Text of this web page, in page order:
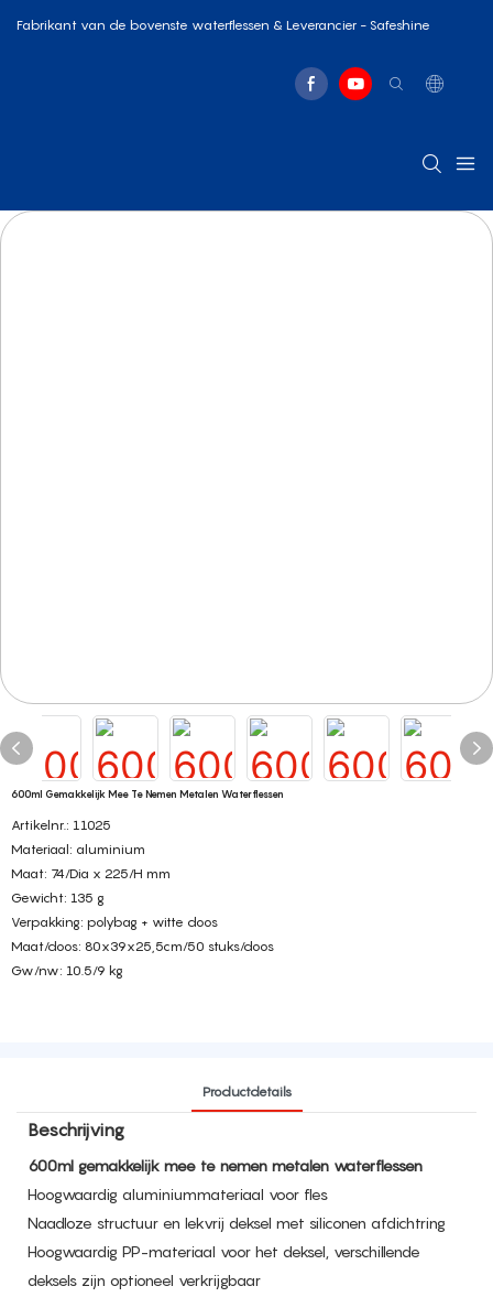
Fabrikant van de bovenste waterflessen & Leverancier - Safeshine
600ml Gemakkelijk Mee Te Nemen Metalen Waterflessen
Artikelnr.: 11025
Materiaal: aluminium
Maat: 74/Dia x 225/H mm
Gewicht: 135 g
Verpakking: polybag + witte doos
Maat/doos: 80x39x25,5cm/50 stuks/doos
Gw/nw: 10.5/9 kg
Productdetails
Beschrijving
600ml gemakkelijk mee te nemen metalen waterflessen
Hoogwaardig aluminiummateriaal voor fles
Naadloze structuur en lekvrij deksel met siliconen afdichtring
Hoogwaardig PP-materiaal voor het deksel, verschillende
deksels zijn optioneel verkrijgbaar